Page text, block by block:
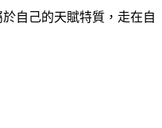
自己的天賦特質，走在自